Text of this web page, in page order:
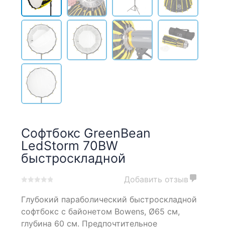
Софтбокс GreenBean
LedStorm 70BW
быстроскладной
out
based
on
Добавить отзыв
Глубокий параболический быстроскладной
софтбокс с байонетом Bowens, Ø65 см,
глубина 60 см. Предпочтительное